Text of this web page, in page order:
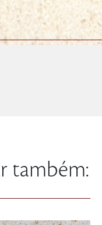
também: